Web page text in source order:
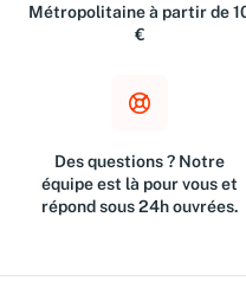
Métropolitaine à partir de
€
Des questions ? Notre
équipe est là pour vous et
répond sous 24h ouvrées.